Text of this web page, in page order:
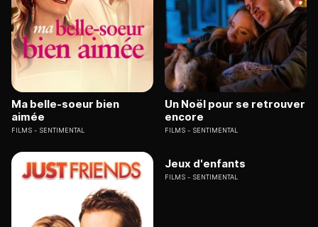
Ma belle-soeur bien
aimée
FILMS SENTIMENTAL
Un Noël pour se retrouver
encore
FILMS SENTIMENTAL
Jeux d'enfants
FILMS SENTIMENTAL